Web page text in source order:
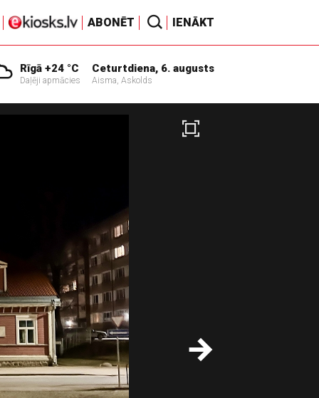
ABONĒT IENĀKT
Rīgā +24 °C
Daļēji apmācies
Ceturtdiena, 6. augusts
Aisma, Askolds